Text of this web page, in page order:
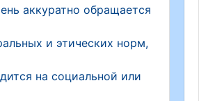
аккуратно обращается
и этических норм,
на социальной или